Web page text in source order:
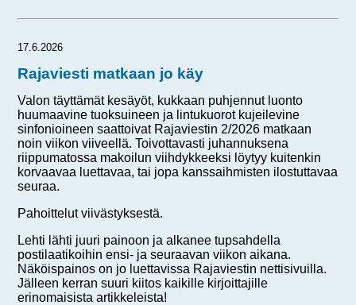
17.6.2026
Rajaviesti matkaan jo käy
Valon täyttämät kesäyöt, kukkaan puhjennut luonto
huumaavine tuoksuineen ja lintukuorot kujeilevine
sinfonioineen saattoivat Rajaviestin 2/2026 matkaan
noin viikon viiveellä. Toivottavasti juhannuksena
riippumatossa makoilun viihdykkeeksi löytyy kuitenkin
korvaavaa luettavaa, tai jopa kanssaihmisten ilostuttavaa
seuraa.
Pahoittelut viivästyksestä.
Lehti lähti juuri painoon ja alkanee tupsahdella
postilaatikoihin ensi- ja seuraavan viikon aikana.
Näköispainos on jo luettavissa Rajaviestin nettisivuilla.
Jälleen kerran suuri kiitos kaikille kirjoittajille
erinomaisista artikkeleista!